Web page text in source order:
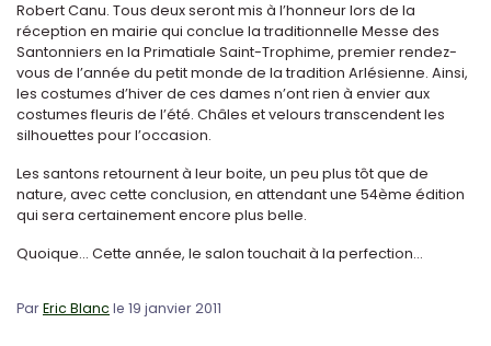
Robert Canu. Tous deux seront mis à l’honneur lors de la
réception en mairie qui conclue la traditionnelle Messe des
Santonniers en la Primatiale Saint-Trophime, premier rendez-
vous de l’année du petit monde de la tradition Arlésienne. Ainsi,
les costumes d’hiver de ces dames n’ont rien à envier aux
costumes fleuris de l’été. Châles et velours transcendent les
silhouettes pour l’occasion.
Les santons retournent à leur boite, un peu plus tôt que de
nature, avec cette conclusion, en attendant une 54ème édition
qui sera certainement encore plus belle.
Quoique... Cette année, le salon touchait à la perfection...
ParEric Blanc le 19 janvier 2011